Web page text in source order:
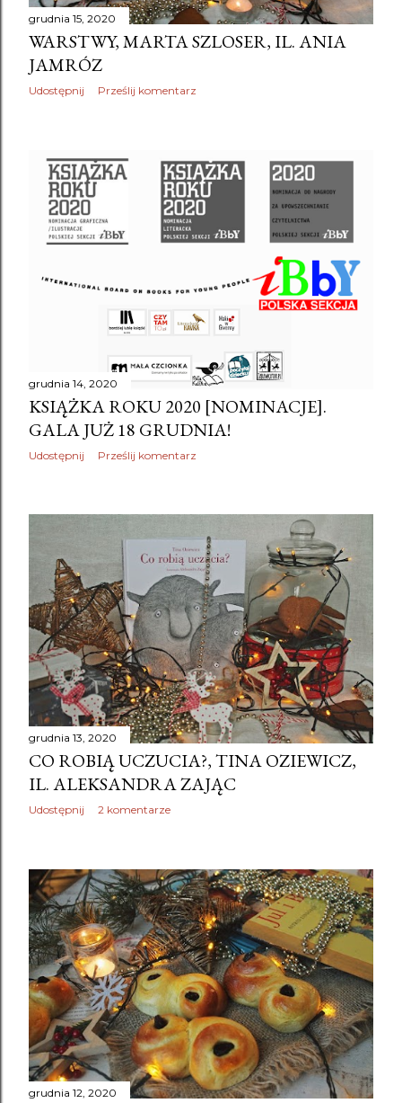
grudnia 15, 2020
WARSTWY, MARTA SZLOSER, IL. ANIA
JAMRÓZ
Udostępnij Prześlij komentarz
grudnia 14, 2020
KSIĄŻKA ROKU 2020 [NOMINACJE].
GALA JUŻ 18 GRUDNIA!
Udostępnij Prześlij komentarz
grudnia 13, 2020
CO ROBIĄ UCZUCIA?, TINA OZIEWICZ,
IL. ALEKSANDRA ZAJĄC
Udostępnij 2 komentarze
grudnia 12, 2020